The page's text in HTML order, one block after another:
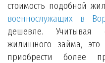
стоимость подобной
военнослужащих в
дешевле. Учитывая
жилищного займа, это
приобрести более